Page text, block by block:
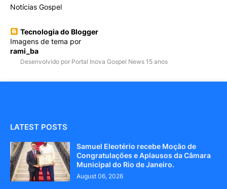
Notícias Gospel
Tecnologia do Blogger
Imagens de tema por
rami_ba
Desenvolvido por Portal Inova Gospel News 15 anos
LATEST POSTS
Samuel Eleotério recebe Moção de
Congratulações e Aplausos da Câmara
Municipal do Rio de Janeiro.
August 06, 2026